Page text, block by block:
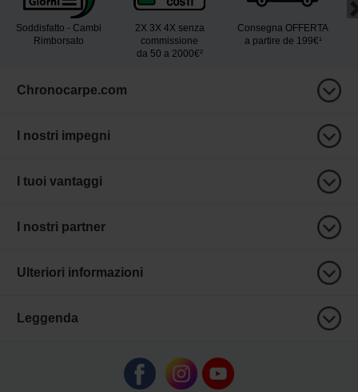
Soddisfatto - Cambi
Rimborsato
2X 3X 4X senza
commissione
da 50 a 2000€²
Consegna OFFERTA
a partire de 199€¹
Chronocarpe.com
I nostri impegni
I tuoi vantaggi
I nostri partner
Ulteriori informazioni
Leggenda